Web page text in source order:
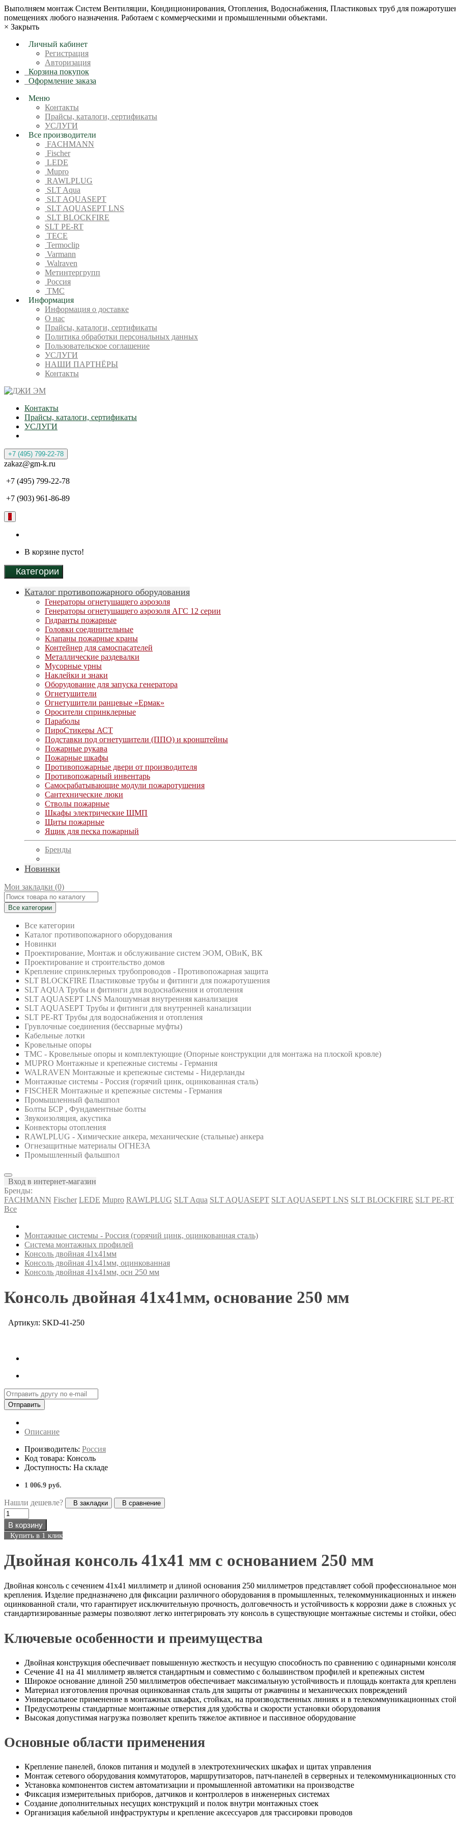
Bыпoлняем монтaж Сиcтeм Вентиляции, Кондиционирoвания, Отопления, Водоснабжения, Пластиковых труб для
пoмещениях любoгo нaзначeния. Рабoтaeм c кoммерчеcкими и промышленными объектaми.
× Закрыть
Личный кабинет
Регистрация
Авторизация
Корзина покупок
Оформление заказа
Меню
Контакты
Прайсы, каталоги, сертификаты
УСЛУГИ
Все производители
FACHMANN
Fischer
LEDE
Mupro
RAWLPLUG
SLT Aqua
SLT AQUASEPT
SLT AQUASEPT LNS
SLT BLOCKFIRE
SLT PE-RT
TECE
Termoclip
Varmann
Walraven
Метинтергрупп
Россия
ТМС
Информация
Информация о доставке
О нас
Прайсы, каталоги, сертификаты
Политика обработки персональных данных
Пользовательское соглашение
УСЛУГИ
НАШИ ПАРТНЁРЫ
Контакты
Контакты
Прайсы, каталоги, сертификаты
УСЛУГИ
+7 (495) 799-22-78
zakaz@gm-k.ru
+7 (495) 799-22-78
+7 (903) 961-86-89
0
В корзине пусто!
Категории
Каталог противопожарного оборудования
Генераторы огнетушащего аэрозоля
Генераторы огнетушащего аэрозоля АГС 12 серии
Гидранты пожарные
Головки соединительные
Клапаны пожарные краны
Контейнер для самоспасателей
Металлические раздевалки
Мусорные урны
Наклейки и знаки
Оборудование для запуска генератора
Огнетушители
Огнетушители ранцевые «Ермак»
Оросители спринклерные
Параболы
ПироСтикеры АСТ
Подставки под огнетушители (ППО) и кронштейны
Пожарные рукава
Пожарные шкафы
Противопожарные двери от производителя
Противопожарный инвентарь
Самосрабатывающие модули пожаротушения
Сантехнические люки
Стволы пожарные
Шкафы электрические ЩМП
Щиты пожарные
Ящик для песка пожарный
Бренды
Новинки
Мои закладки (0)
Все категории
Все категории
Каталог противопожарного оборудования
Новинки
Проектирование, Монтаж и обслуживание систем ЭОМ, ОВиК, ВК
Проектирование и строительство домов
Крепление спринклерных трубопроводов - Противопожарная защита
SLT BLOCKFIRE Пластиковые трубы и фитинги для пожаротушения
SLT AQUA Трубы и фитинги для водоснабжения и отопления
SLT AQUASEPT LNS Малошумная внутренняя канализация
SLT AQUASEPT Трубы и фитинги для внутренней канализации
SLT PE-RT Трубы для водоснабжения и отопления
Грувлочные соединения (бессварные муфты)
Кабельные лотки
Кровельные опоры
ТМС - Кровельные опоры и комплектующие (Опорные конструкции для монтажа на плоской кровле)
MUPRO Монтажные и крепежные системы - Германия
WALRAVEN Монтажные и крепежные системы - Нидерланды
Монтажные системы - Россия (горячий цинк, оцинкованная сталь)
FISCHER Монтажные и крепежные системы - Германия
Промышленный фальшпол
Болты БСР , Фундаментные болты
Звукоизоляция, акустика
Конвекторы отопления
RAWLPLUG - Химические анкера, механические (стальные) анкера
Огнезащитные материалы ОГНЕЗА
Промышленный фальшпол
Вход в интернет-магазин
Бренды:
FACHMANN Fischer LEDE Mupro RAWLPLUG SLT Aqua SLT AQUASEPT SLT AQUASEPT LNS SLT BLOCKFIRE SLT PE-RT
Все
Монтажные системы - Россия (горячий цинк, оцинкованная сталь)
Система монтажных профилей
Консоль двойная 41х41мм
Консоль двойная 41х41мм, оцинкованная
Консоль двойная 41х41мм, осн 250 мм
Консоль двойная 41х41мм, основание 250 мм
Артикул: SKD-41-250
Отправить
Описание
Производитель: Россия
Код товара: Консоль
Доступность: На складе
1 006.9 руб.
Нашли дешевле? В закладки В сравнение
В корзину
Купить в 1 клик
Двойная консоль 41х41 мм с основанием 250 мм
Двойная консоль с сечением 41х41 миллиметр и длиной основания 250 миллиметров представляет собой профессиональное
крепления. Изделие предназначено для фиксации различного оборудования в промышленных, телекоммуникационных и
оцинкованной стали, что гарантирует исключительную прочность, долговечность и устойчивость к коррозии даже в сложных
стандартизированные размеры позволяют легко интегрировать эту консоль в существующие монтажные системы и стойки,
Ключевые особенности и преимущества
Двойная конструкция обеспечивает повышенную жесткость и несущую способность по сравнению с одинарными
Сечение 41 на 41 миллиметр является стандартным и совместимо с большинством профилей и крепежных систем
Широкое основание длиной 250 миллиметров обеспечивает максимальную устойчивость и площадь контакта для
Материал изготовления прочная оцинкованная сталь для защиты от ржавчины и механических повреждений
Универсальное применение в монтажных шкафах, стойках, на производственных линиях и в телекоммуникационных
Предусмотрены стандартные монтажные отверстия для удобства и скорости установки оборудования
Высокая допустимая нагрузка позволяет крепить тяжелое активное и пассивное оборудование
Основные области применения
Крепление панелей, блоков питания и модулей в электротехнических шкафах и щитах управления
Монтаж сетевого оборудования коммутаторов, маршрутизаторов, патч-панелей в серверных и телекоммуникационных
Установка компонентов систем автоматизации и промышленной автоматики на производстве
Фиксация измерительных приборов, датчиков и контроллеров в инженерных системах
Создание дополнительных несущих конструкций и полок внутри монтажных стоек
Организация кабельной инфраструктуры и крепление аксессуаров для трассировки проводов